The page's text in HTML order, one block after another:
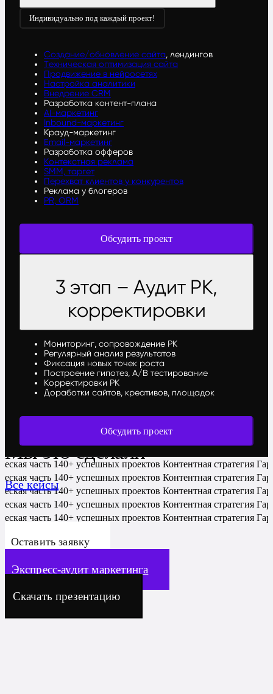
Индивидуально под каждый проект!
Создание/обновление сайта, лендингов
Техническая оптимизация сайта
Продвижение в нейросетях
Настройка аналитики
Внедрение CRM
Разработка контент-плана
AI-маркетинг
Inbound-маркетинг
Крауд-маркетинг
Email-маркетинг
Разработка офферов
Контекстная реклама
SMM, таргет
Перехват клиентов у конкурентов
Реклама у блогеров
PR, ORM
Обсудить проект
3 этап – Аудит РК,
корректировки
Мониторинг, сопровождение РК
Регулярный анализ результатов
Фиксация новых точек роста
Построение гипотез, A/B тестирование
Корректировки РК
Доработки сайтов, креативов, площадок
Обсудить проект
часть 140+ успешных проектов Контентная стратегия
часть 140+ успешных проектов Контентная стратегия
часть 140+ успешных проектов Контентная стратегия
часть 140+ успешных проектов Контентная стратегия
часть 140+ успешных проектов Контентная стратегия
Оставить заявку
Экспресс-аудит маркетинга
Скачать презентацию
Мы это сделали
Все кейсы